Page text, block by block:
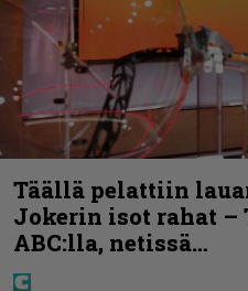
Täällä pelattiin
Jokerin isot rahat –
ABC:lla, netissä…